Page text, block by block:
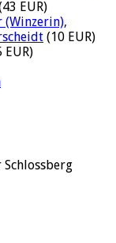
EUR)
(Winzerin),
(10 EUR)
EUR)
Schlossberg